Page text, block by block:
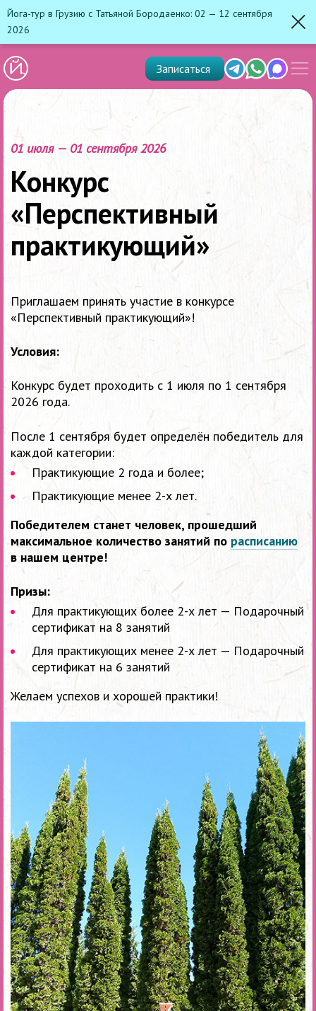
Йога-тур в Грузию с Татьяной Бородаенко: 02 — 12 сентября
2026
TelegramWhats'app
Max
Записаться
меню
01 июля — 01 сентября 2026
Конкурс
«Перспективный
практикующий»
Приглашаем принять участие в конкурсе
«Перспективный практикующий»!
Условия:
Конкурс будет проходить с 1 июля по 1 сентября
2026 года.
После 1 сентября будет определён победитель для
каждой категории:
Практикующие 2 года и более;
Практикующие менее 2-х лет.
Победителем станет человек, прошедший
максимальное количество занятий по расписанию
в нашем центре!
Призы:
Для практикующих более 2-х лет — Подарочный
сертификат на 8 занятий
Для практикующих менее 2-х лет — Подарочный
сертификат на 6 занятий
Желаем успехов и хорошей практики!